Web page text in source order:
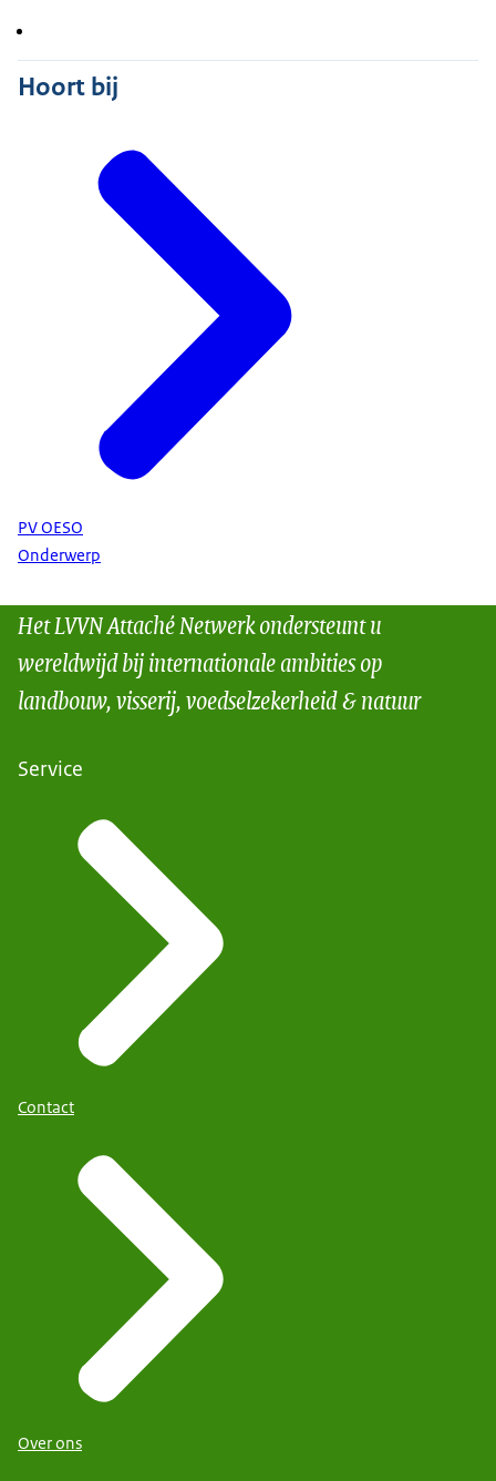
Hoort bij
PV OESO
Onderwerp
Het LVVN Attaché Netwerk ondersteunt u
wereldwijd bij internationale ambities op
landbouw, visserij, voedselzekerheid & natuur
Service
Contact
Over ons